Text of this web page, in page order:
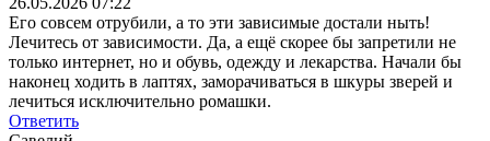
Его совсем отрубили, а то эти зависимые достали ныть!
Лечитесь от зависимости. Да, а ещё скорее бы запретили не
только интернет, но и обувь, одежду и лекарства. Начали бы
наконец ходить в лаптях, заморачиваться в шкуры зверей и
лечиться исключительно ромашки.
Ответить